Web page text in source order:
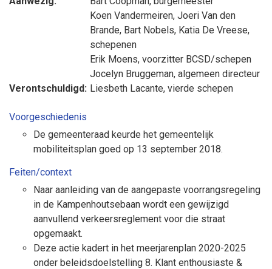
Koen Vandermeiren, Joeri Van den
Brande, Bart Nobels, Katia De Vreese,
schepenen
Erik Moens, voorzitter BCSD/schepen
Jocelyn Bruggeman, algemeen directeur
Verontschuldigd: Liesbeth Lacante, vierde schepen
Voorgeschiedenis
De gemeenteraad keurde het gemeentelijk
mobiliteitsplan goed op 13 september 2018.
Feiten/context
Naar aanleiding van de aangepaste voorrangsregeling
in de Kampenhoutsebaan wordt een gewijzigd
aanvullend verkeersreglement voor die straat
opgemaakt.
Deze actie kadert in het meerjarenplan 2020-2025
onder beleidsdoelstelling 8. Klant enthousiaste &